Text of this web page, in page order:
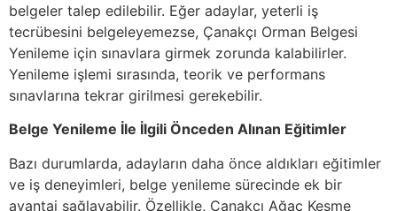
belgeler talep edilebilir. Eğer adaylar, yeterli iş
tecrübesini belgeleyemezse, Çanakçı Orman Belgesi
Yenileme için sınavlara girmek zorunda kalabilirler.
Yenileme işlemi sırasında, teorik ve performans
sınavlarına tekrar girilmesi gerekebilir.
Belge Yenileme İle İlgili Önceden Alınan Eğitimler
Bazı durumlarda, adayların daha önce aldıkları eğitimler
ve iş deneyimleri, belge yenileme sürecinde ek bir
avantaj sağlayabilir. Özellikle, Çanakçı Ağaç Kesme